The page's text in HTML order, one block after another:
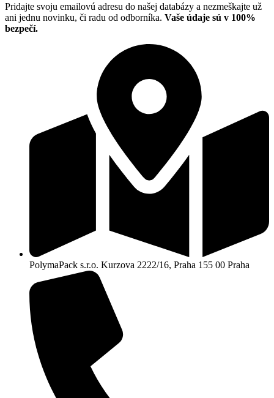
Pridajte svoju emailovú adresu do našej databázy a nezmeškajte už
ani jednu novinku, či radu od odborníka. Vaše údaje sú v 100%
bezpečí.
PolymaPack s.r.o. Kurzova 2222/16, Praha 155 00 Praha